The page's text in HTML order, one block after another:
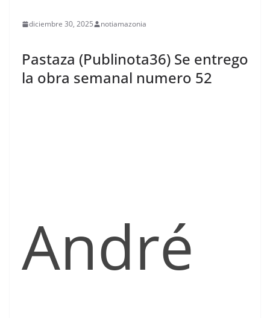
diciembre 30, 2025 notiamazonia
Pastaza (Publinota36) Se entrego
la obra semanal numero 52
André